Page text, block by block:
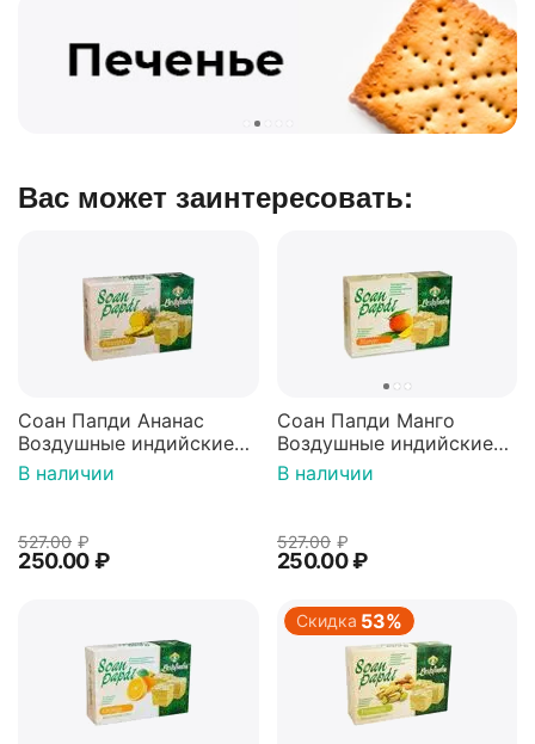
Вас может заинтересовать:
Соан Папди Ананас
Воздушные индийские
сладости/халва 250г
В наличии
527.00 ₽
250.00₽
Соан Папди Манго
Воздушные индийские
сладости/халва 250г
В наличии
527.00 ₽
250.00₽
Скидка 53%